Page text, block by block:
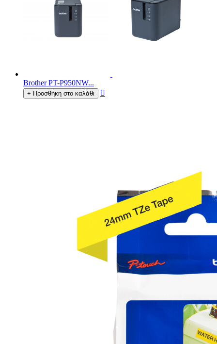
Brother PT-P950NW...
+ Προσθήκη στο καλάθι 